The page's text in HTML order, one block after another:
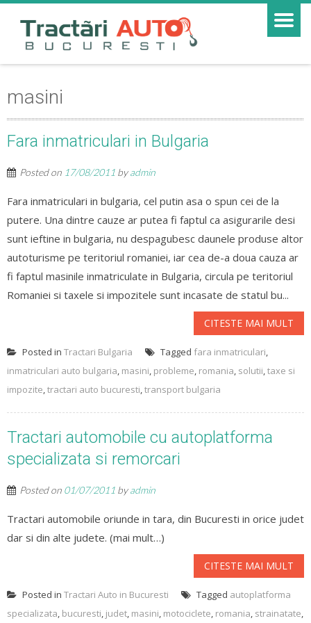
masini
Fara inmatriculari in Bulgaria
Posted on 17/08/2011 byadmin
Fara inmatriculari in bulgaria, cel putin asa o spun cei de la
putere. Una dintre cauze ar putea fi faptul ca asigurarile desi
sunt ieftine in bulgaria, nu despagubesc daunele produse altor
autoturisme pe teritoriul romaniei, iar cea de-a doua cauza ar
fi faptul masinile inmatriculate in Bulgaria, circula pe teritoriul
Romaniei si taxele si impozitele sunt incasate de statul bu...
CITESTE MAI MULT
Posted in Tractari Bulgaria Tagged fara inmatriculari,
inmatriculari auto bulgaria, masini, probleme, romania, solutii,taxe si
impozite,tractari auto bucuresti,transport bulgaria
Tractari automobile cu autoplatforma
specializata si remorcari
Posted on 01/07/2011 byadmin
Tractari automobile oriunde in tara, din Bucuresti in orice judet
dar si din alte judete. (mai mult…)
CITESTE MAI MULT
Posted in Tractari Auto in Bucuresti Tagged autoplatforma
specializata, bucuresti, judet, masini, motociclete, romania, strainatate,